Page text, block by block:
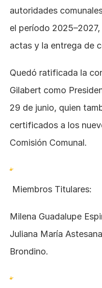
autoridades
el período
actas y la entrega de
Quedó ratificada la
Gilabert como
29 de junio, quien
certificados a los
Comisión Comunal.
Miembros Titulares:
Milena Guadalupe
Juliana María
Brondino.